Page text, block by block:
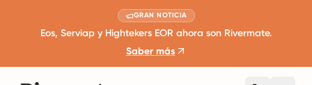
GRAN NOTICIA
Eos, Serviap y Hightekers EOR ahora son Rivermate.
Saber más